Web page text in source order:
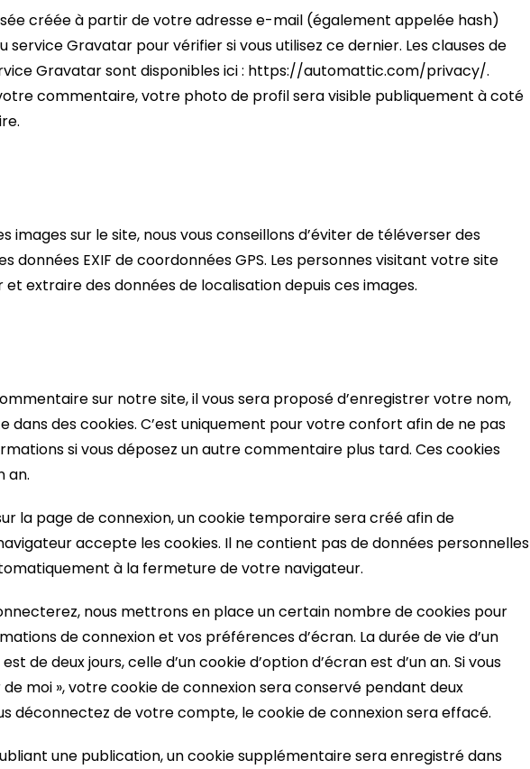
créée à partir de votre adresse e-mail (également appelée hash)
service Gravatar pour vérifier si vous utilisez ce dernier. Les clauses de
Gravatar sont disponibles ici : https://automattic.com/privacy/.
commentaire, votre photo de profil sera visible publiquement à coté
images sur le site, nous vous conseillons d’éviter de téléverser des
données EXIF de coordonnées GPS. Les personnes visitant votre site
extraire des données de localisation depuis ces images.
sur notre site, il vous sera proposé d’enregistrer votre nom,
dans des cookies. C’est uniquement pour votre confort afin de ne pas
si vous déposez un autre commentaire plus tard. Ces cookies
an.
la page de connexion, un cookie temporaire sera créé afin de
accepte les cookies. Il ne contient pas de données personnelles
à la fermeture de votre navigateur.
nous mettrons en place un certain nombre de cookies pour
de connexion et vos préférences d’écran. La durée de vie d’un
de deux jours, celle d’un cookie d’option d’écran est d’un an. Si vous
de moi », votre cookie de connexion sera conservé pendant deux
déconnectez de votre compte, le cookie de connexion sera effacé.
une publication, un cookie supplémentaire sera enregistré dans